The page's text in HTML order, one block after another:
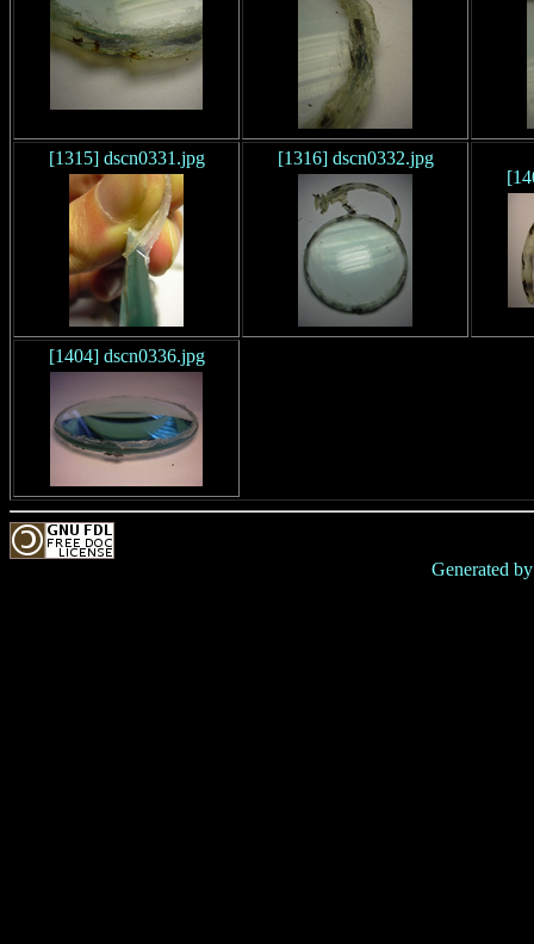
[1315] dscn0331.jpg
[1316] dscn0332.jpg
[1404] dscn0336.jpg
Generated